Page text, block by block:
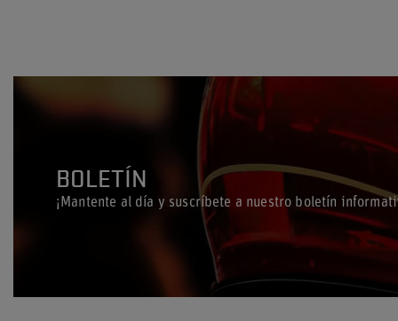
BOLETÍN
¡Mantente al día y suscríbete a nuestro boletín